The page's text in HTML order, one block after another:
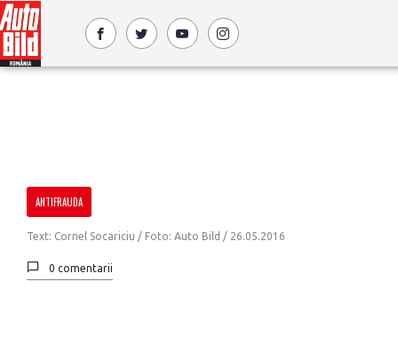
ANTIFRAUDA
Text: Cornel Socariciu / Foto: Auto Bild / 26.05.2016
0 comentarii